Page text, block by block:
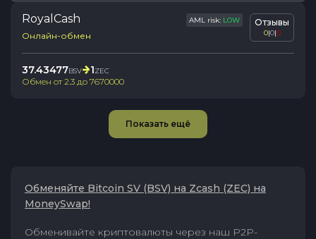
RoyalCash AML risk: LOW
Онлайн-обмен
Отзывы
0|0|0
37.43477BSV 1ZEC
Обмен от2.3 до 7670000
Показать ещё
Обменяйте Bitcoin SV (BSV) на Zcash (ZEC) на
MoneySwap!
Обменивайте криптовалюты через наш P2P-